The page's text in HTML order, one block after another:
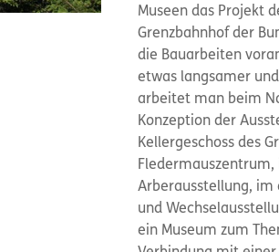
Museen das Projekt
Grenzbahnhof der
die Bauarbeiten
etwas langsamer
arbeitet man beim
Konzeption der
Kellergeschoss des
Arberausstellung, im
und
ein Museum zum